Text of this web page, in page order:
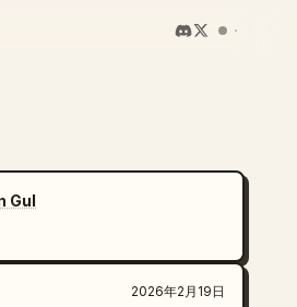
Gul
2026年2月19日